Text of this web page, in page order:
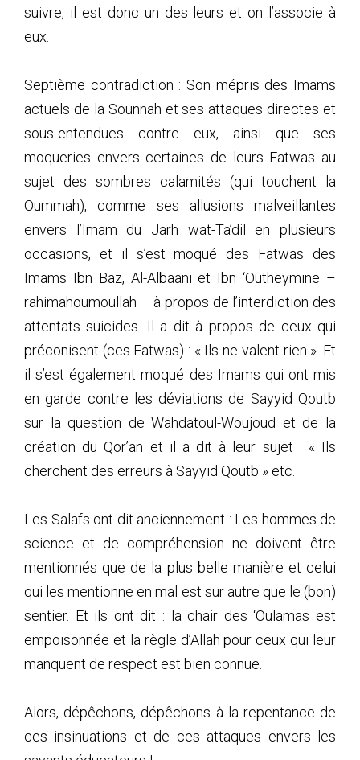
suivre, il est donc un des leurs et on l’associe à
eux.
Septième contradiction : Son mépris des Imams
actuels de la Sounnah et ses attaques directes et
sous-entendues contre eux, ainsi que ses
moqueries envers certaines de leurs Fatwas au
sujet des sombres calamités (qui touchent la
Oummah), comme ses allusions malveillantes
envers l’Imam du Jarh wat-Ta’dil en plusieurs
occasions, et il s’est moqué des Fatwas des
Imams Ibn Baz, Al-Albaani et Ibn ‘Outheymine –
rahimahoumoullah – à propos de l’interdiction des
attentats suicides. Il a dit à propos de ceux qui
préconisent (ces Fatwas) : « Ils ne valent rien ». Et
il s’est également moqué des Imams qui ont mis
en garde contre les déviations de Sayyid Qoutb
sur la question de Wahdatoul-Woujoud et de la
création du Qor’an et il a dit à leur sujet : « Ils
cherchent des erreurs à Sayyid Qoutb » etc.
Les Salafs ont dit anciennement : Les hommes de
science et de compréhension ne doivent être
mentionnés que de la plus belle manière et celui
qui les mentionne en mal est sur autre que le (bon)
sentier. Et ils ont dit : la chair des ‘Oulamas est
empoisonnée et la règle d’Allah pour ceux qui leur
manquent de respect est bien connue.
Alors, dépêchons, dépêchons à la repentance de
ces insinuations et de ces attaques envers les